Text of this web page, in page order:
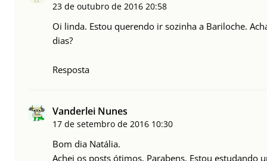
23 de outubro de 2016 20:58
Oi linda. Estou querendo ir sozinha a Bariloche.
dias?
Resposta
Vanderlei Nunes
17 de setembro de 2016 10:30
Bom dia Natália.
Achei os posts ótimos. Parabens. Estou estudando